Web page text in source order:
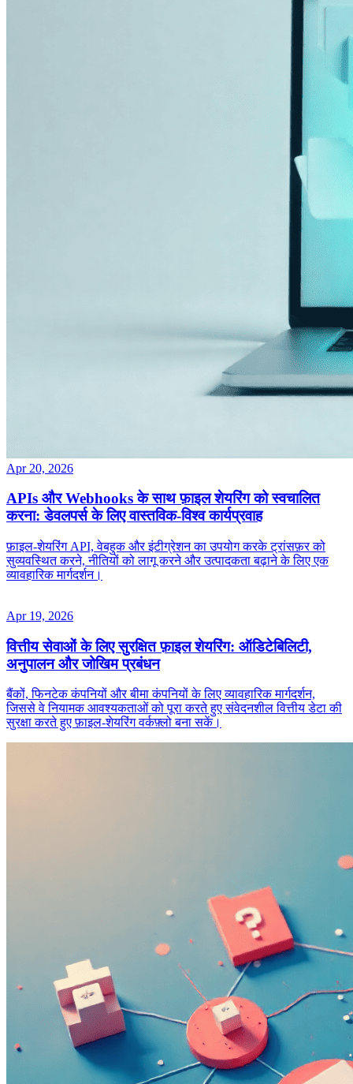
Apr 20, 2026
APIs और Webhooks के साथ फ़ाइल शेयरिंग को स्वचालित
करना: डेवलपर्स के लिए वास्तविक‑विश्व कार्यप्रवाह
फ़ाइल‑शेयरिंग API, वेबहुक और इंटीग्रेशन का उपयोग करके ट्रांसफ़र को
सुव्यवस्थित करने, नीतियों को लागू करने और उत्पादकता बढ़ाने के लिए एक
व्यावहारिक मार्गदर्शन।
Apr 19, 2026
वित्तीय सेवाओं के लिए सुरक्षित फ़ाइल शेयरिंग: ऑडिटेबिलिटी,
अनुपालन और जोखिम प्रबंधन
बैंकों, फिनटेक कंपनियों और बीमा कंपनियों के लिए व्यावहारिक मार्गदर्शन,
जिससे वे नियामक आवश्यकताओं को पूरा करते हुए संवेदनशील वित्तीय डेटा की
सुरक्षा करते हुए फ़ाइल‑शेयरिंग वर्कफ़्लो बना सकें।